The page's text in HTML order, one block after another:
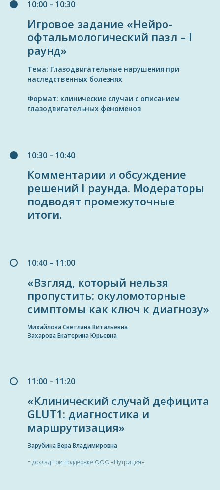
10:00 – 10:30
Игровое задание «Нейро-
офтальмологический пазл – I
раунд»
Тема: Глазодвигательные нарушения при
наследственных болезнях
Формат: клинические случаи с описанием
глазодвигательных феноменов
10:30 – 10:40
Комментарии и обсуждение
решений I раунда. Модераторы
подводят промежуточные
итоги.
10:40 – 11:00
«Взгляд, который нельзя
пропустить: окуломоторные
симптомы как ключ к диагнозу»
Михайлова Светлана Витальевна
Захарова Екатерина Юрьевна
11:00 – 11:20
«Клинический случай дефицита
GLUT1: диагностика и
маршрутизация»
Зарубина Вера Владимировна
* доклад при поддержке ООО «Нутриция»